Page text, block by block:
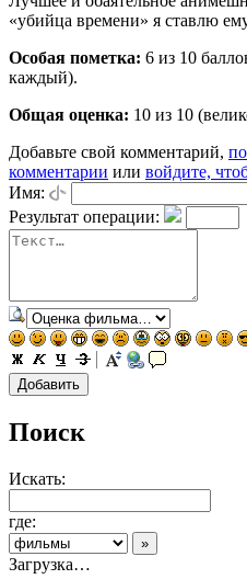
«убийца времени» я ставлю
Особая пометка: 6 из 10
каждый).
Общая оценка: 10 из 10
Добавьте свой комментарий,
комментарии или войдите,
Имя:
Результат операции:
Поиск
Искать:
где:
Загрузка…